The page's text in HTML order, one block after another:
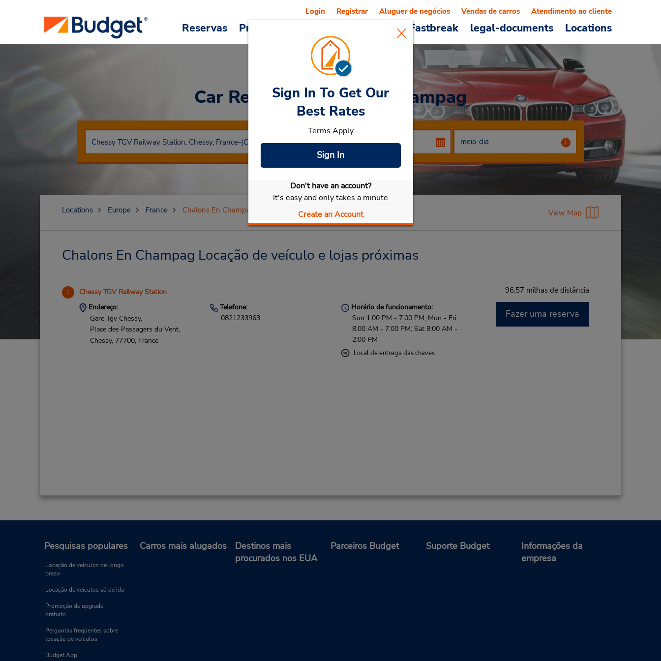
Reservas Promoções Veículos e serviços Fastbreak legal-documents Locations
Login Registrar Aluguer de negócios Vendas de carros Atendimento ao cliente
Car RentalChalons En Champag
Selecionar meu carro
Sign In To Get Our
Best Rates
Terms Apply
Sign In
Don't have an account?
It's easy and only takes a minute
Create an Account
Locations Europe France Chalons En Champag View Map
Chalons En Champag Locação de veículo e lojas próximas
1 Chessy TGV Railway Station 96.57 milhas de distância
Endereço:
Gare Tgv Chessy,
Place des Passagers du Vent,
Chessy, 77700, France
Telefone:
0821233963
Horário de funcionamento:
Sun 1:00 PM - 7:00 PM; Mon - Fri
8:00 AM - 7:00 PM; Sat 8:00 AM -
2:00 PM
Local de entrega das chaves
Fazer uma reserva
Pesquisas populares
Locação de veículos de longo
prazo
Locação de veículos só de ida
Promoção de upgrade
gratuito
Perguntas freqüentes sobre
locação de veículos
Budget App
Carros mais alugados
Destinos mais
procurados nos EUA
Parceiros Budget Suporte Budget
Informações da
empresa